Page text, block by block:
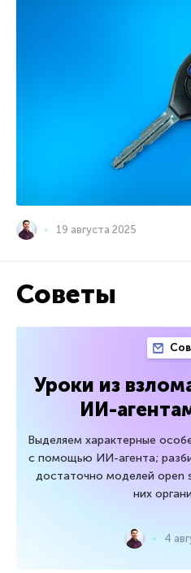
19 августа 2025
Советы
Уроки из
ИИ-
Выделяем характерные
с помощью ИИ-агента;
достаточно моделей open
них
4